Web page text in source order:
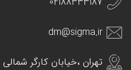
dm@sigma.ir
تهران ،خیابان کارگر شمالی